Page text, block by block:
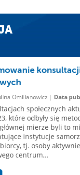
Omilianowicz | Data
społecznych
które odbyły się
mierze byli to
instytucje
tj. osoby
centrum...